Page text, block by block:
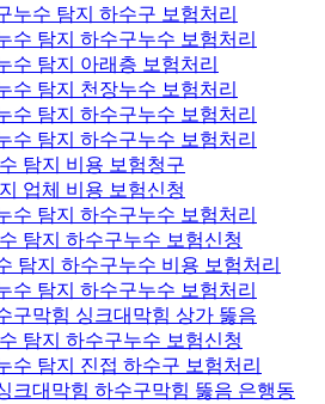
누수 탐지 하수구 보험처리
수 탐지 하수구누수 보험처리
수 탐지 아래층 보험처리
수 탐지 천장누수 보험처리
수 탐지 하수구누수 보험처리
수 탐지 하수구누수 보험처리
탐지 비용 보험청구
업체 비용 보험신청
수 탐지 하수구누수 보험처리
탐지 하수구누수 보험신청
탐지 하수구누수 비용 보험처리
수 탐지 하수구누수 보험처리
구막힘 싱크대막힘 상가 뚫음
탐지 하수구누수 보험신청
수 탐지 진접 하수구 보험처리
크대막힘 하수구막힘 뚫음 은행동